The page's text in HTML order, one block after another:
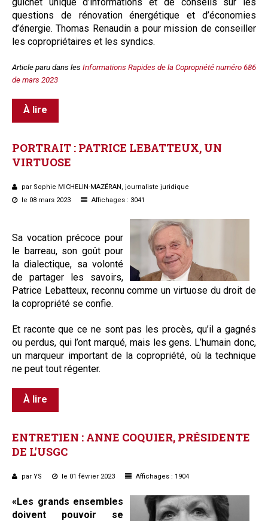
questions de rénovation énergétique et d’économies
d’énergie. Thomas Renaudin a pour mission de conseiller
les copropriétaires et les syndics.
Article paru dans les Informations Rapides de la Copropriété numéro 686
de mars 2023
À lire
PORTRAIT : PATRICE LEBATTEUX, UN
VIRTUOSE
par Sophie MICHELIN-MAZÉRAN, journaliste juridique
le 08 mars 2023
Affichages : 3041
Sa vocation précoce pour
le barreau, son goût pour
la dialectique, sa volonté
de partager les savoirs,
Patrice Lebatteux, reconnu comme un virtuose du droit de
la copropriété se confie.
Et raconte que ce ne sont pas les procès, qu’il a gagnés
ou perdus, qui l’ont marqué, mais les gens. L’humain donc,
un marqueur important de la copropriété, où la technique
ne peut tout régenter.
À lire
ENTRETIEN : ANNE COQUIER, PRÉSIDENTE
DE L'USGC
par YS le 01 février 2023 Affichages : 1904
«Les grands ensembles
doivent pouvoir se